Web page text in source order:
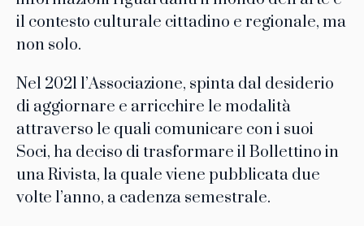
il contesto culturale cittadino e regionale, ma
non solo.
Nel 2021 l’Associazione, spinta dal desiderio
di aggiornare e arricchire le modalità
attraverso le quali comunicare con i suoi
Soci, ha deciso di trasformare il Bollettino in
una Rivista, la quale viene pubblicata due
volte l’anno, a cadenza semestrale.